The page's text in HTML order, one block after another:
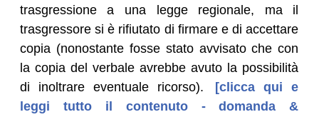
trasgressione a una legge regionale, ma il
trasgressore si è rifiutato di firmare e di accettare
copia (nonostante fosse stato avvisato che con
la copia del verbale avrebbe avuto la possibilità
di inoltrare eventuale ricorso).
[clicca qui e
leggi tutto il contenuto - domanda &